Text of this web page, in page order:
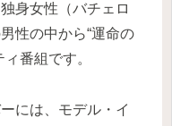
身女性（バチェロ
性の中から“運命の
番組です。
には、モデル・イ